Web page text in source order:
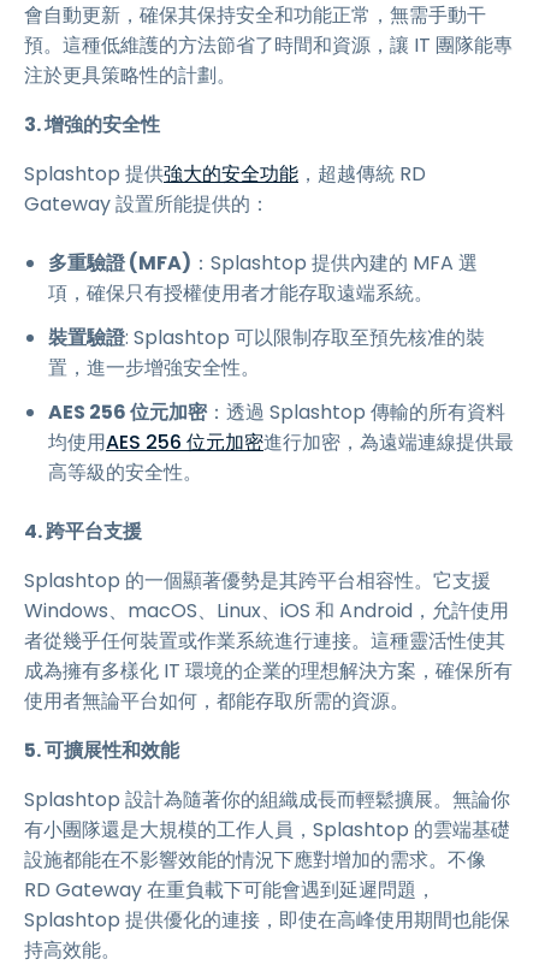
會自動更新，確保其保持安全和功能正常，無需手動干
預。這種低維護的方法節省了時間和資源，讓 IT 團隊能專
注於更具策略性的計劃。
3. 增強的安全性
Splashtop 提供強大的安全功能 ，超越傳統 RD
Gateway 設置所能提供的：
多重驗證 (MFA) ：Splashtop 提供內建的 MFA 選
項，確保只有授權使用者才能存取遠端系統。
裝置驗證: Splashtop 可以限制存取至預先核准的裝
置，進一步增強安全性。
AES 256 位元加密：透過 Splashtop 傳輸的所有資料
均使用AES 256 位元加密進行加密，為遠端連線提供最
高等級的安全性。
4. 跨平台支援
Splashtop 的一個顯著優勢是其跨平台相容性。它支援
Windows、macOS、Linux、iOS 和 Android，允許使用
者從幾乎任何裝置或作業系統進行連接。這種靈活性使其
成為擁有多樣化 IT 環境的企業的理想解決方案，確保所有
使用者無論平台如何，都能存取所需的資源。
5. 可擴展性和效能
Splashtop 設計為隨著你的組織成長而輕鬆擴展。無論你
有小團隊還是大規模的工作人員，Splashtop 的雲端基礎
設施都能在不影響效能的情況下應對增加的需求。不像
RD Gateway 在重負載下可能會遇到延遲問題，
Splashtop 提供優化的連接，即使在高峰使用期間也能保
持高效能。